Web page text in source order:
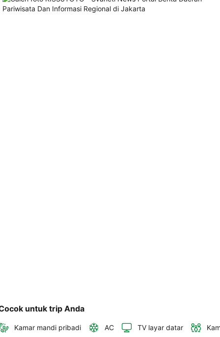
semua
untuk trip Anda
Kamar mandi pribadi AC TV layar datar